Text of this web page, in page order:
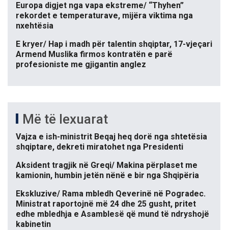
Europa digjet nga vapa ekstreme/ “Thyhen”
rekordet e temperaturave, mijëra viktima nga
nxehtësia
E kryer/ Hap i madh për talentin shqiptar, 17-vjeçari
Armend Muslika firmos kontratën e parë
profesioniste me gjigantin anglez
Më të lexuarat
Vajza e ish-ministrit Beqaj heq dorë nga shtetësia
shqiptare, dekreti miratohet nga Presidenti
Aksident tragjik në Greqi/ Makina përplaset me
kamionin, humbin jetën nënë e bir nga Shqipëria
Ekskluzive/ Rama mbledh Qeverinë në Pogradec.
Ministrat raportojnë më 24 dhe 25 gusht, pritet
edhe mbledhja e Asamblesë që mund të ndryshojë
kabinetin